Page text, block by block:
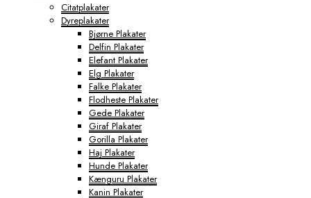
Citatplakater
Dyreplakater
Bjørne Plakater
Delfin Plakater
Elefant Plakater
Elg Plakater
Falke Plakater
Flodheste Plakater
Gede Plakater
Giraf Plakater
Gorilla Plakater
Haj Plakater
Hunde Plakater
Kænguru Plakater
Kanin Plakater